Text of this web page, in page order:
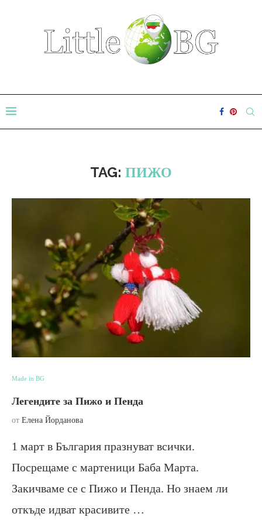
TAG: ПИЖО
Made in BG
Легендите за Пижо и Пенда
от Елена Йорданова
1 март в България празнуват всички.
Посрещаме с мартеници Баба Марта.
Закичваме се с Пижо и Пенда. Но знаем ли
откъде идват красивите …